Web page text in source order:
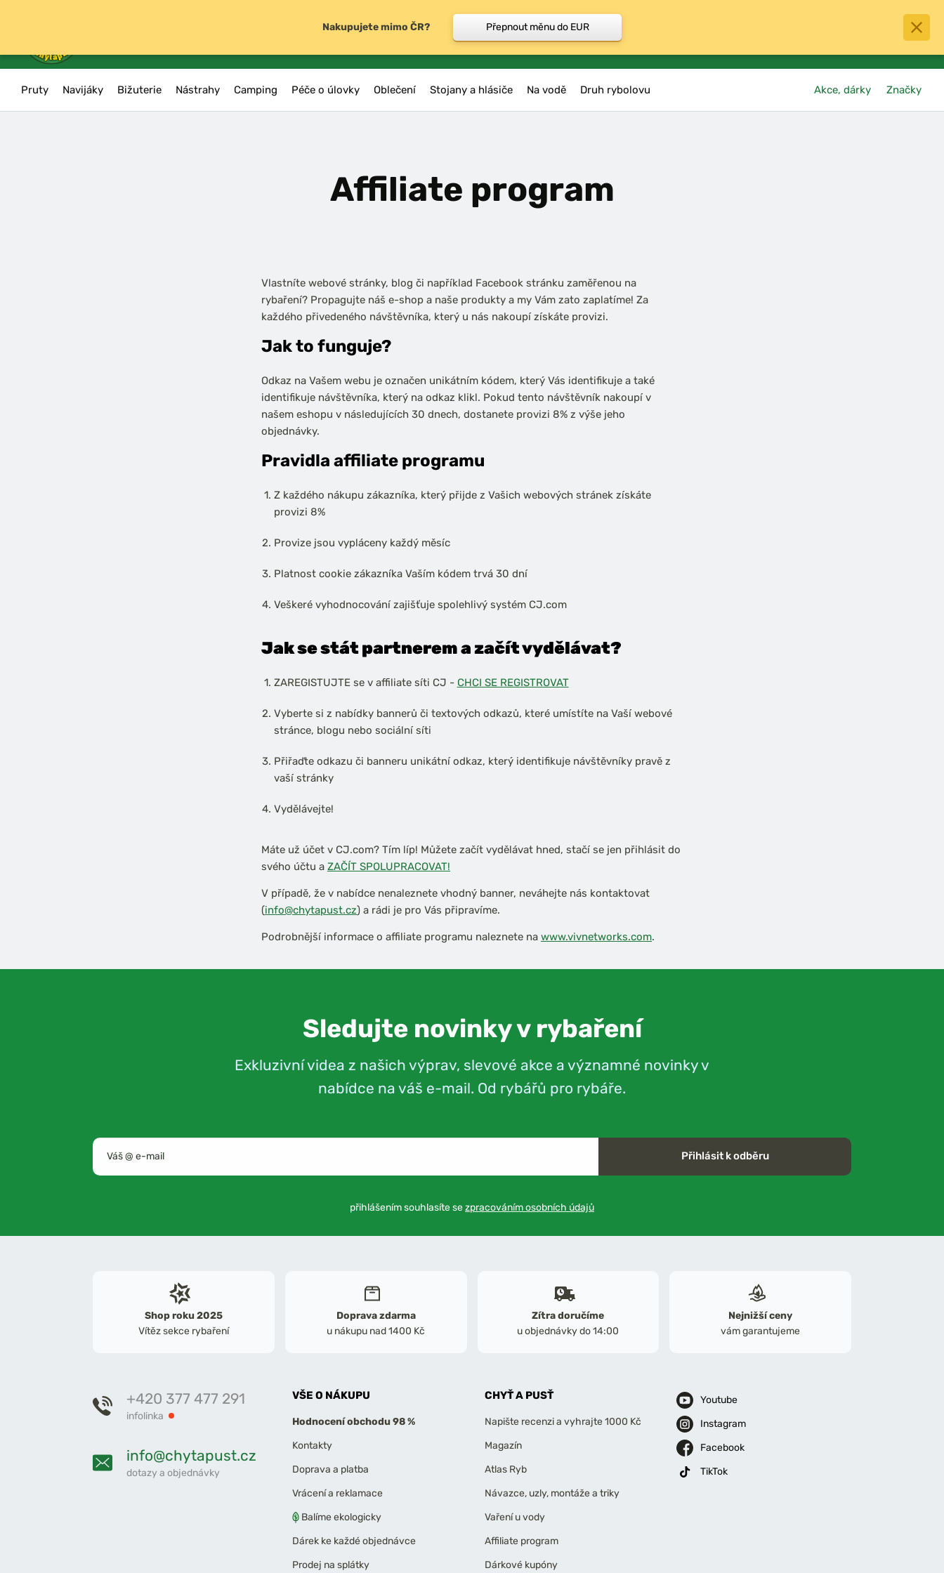
0
košík
Pruty Navijáky Bižuterie Nástrahy Camping Péče o úlovky Oblečení Stojany a hlásiče Na vodě Druh rybolovu Akce, dárky Značky
Affiliate program
Vlastníte webové stránky, blog či například Facebook stránku zaměřenou na
rybaření? Propagujte náš e-shop a naše produkty a my Vám zato zaplatíme! Za
každého přivedeného návštěvníka, který u nás nakoupí získáte provizi.
Jak to funguje?
Odkaz na Vašem webu je označen unikátním kódem, který Vás identifikuje a také
identifikuje návštěvníka, který na odkaz klikl. Pokud tento návštěvník nakoupí v
našem eshopu v následujících 30 dnech, dostanete provizi 8% z výše jeho
objednávky.
Pravidla affiliate programu
Z každého nákupu zákazníka, který přijde z Vašich webových stránek získáte
provizi 8%
Provize jsou vypláceny každý měsíc
Platnost cookie zákazníka Vaším kódem trvá 30 dní
Veškeré vyhodnocování zajišťuje spolehlivý systém CJ.com
Jak se stát partnerem a začít vydělávat?
ZAREGISTUJTE se v affiliate síti CJ - CHCI SE REGISTROVAT
Vyberte si z nabídky bannerů či textových odkazů, které umístíte na Vaší webové
stránce, blogu nebo sociální síti
Přiřaďte odkazu či banneru unikátní odkaz, který identifikuje návštěvníky pravě z
vaší stránky
Vydělávejte!
Máte už účet v CJ.com? Tím líp! Můžete začít vydělávat hned, stačí se jen přihlásit do
svého účtu a ZAČÍT SPOLUPRACOVAT!
V případě, že v nabídce nenaleznete vhodný banner, neváhejte nás kontaktovat
(info@chytapust.cz) a rádi je pro Vás připravíme.
Podrobnější informace o affiliate programu naleznete na www.vivnetworks.com.
Sledujte novinky v rybaření
Exkluzivní videa z našich výprav, slevové akce a významné novinky v
nabídce na váš e-mail. Od rybářů pro rybáře.
Přihlásit k odběru
přihlášením souhlasíte sezpracováním osobních údajů
Shop roku 2025
Vítěz sekce rybaření
Doprava zdarma
u nákupu nad 1400 Kč
Zítra doručíme
u objednávky do 14:00
Nejnižší ceny
vám garantujeme
+420 377 477 291
infolinka
info@chytapust.cz
dotazy a objednávky
VŠE O NÁKUPU
Hodnocení obchodu 98 %
Kontakty
Doprava a platba
Vrácení a reklamace
Balíme ekologicky
Dárek ke každé objednávce
Prodej na splátky
CHYŤ A PUSŤ
Napište recenzi a vyhrajte 1000 Kč
Magazín
Atlas Ryb
Návazce, uzly, montáže a triky
Vaření u vody
Affiliate program
Dárkové kupóny
Youtube
Instagram
Facebook
TikTok
Nakupujete mimo ČR? Přepnout měnu do EUR